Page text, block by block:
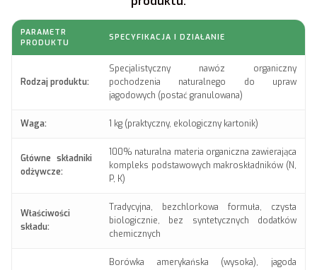
PARAMETR
PRODUKTU
SPECYFIKACJA I DZIAŁANIE
Rodzaj produktu:
Specjalistyczny nawóz organiczny
pochodzenia naturalnego do upraw
jagodowych (postać granulowana)
Waga: 1 kg (praktyczny, ekologiczny kartonik)
Główne składniki
odżywcze:
100% naturalna materia organiczna zawierająca
kompleks podstawowych makroskładników (N,
P, K)
Właściwości
składu:
Tradycyjna, bezchlorkowa formuła, czysta
biologicznie, bez syntetycznych dodatków
chemicznych
Borówka amerykańska (wysoka), jagoda